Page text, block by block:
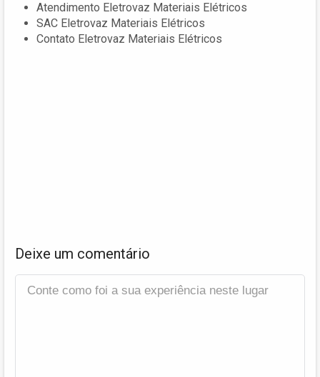
Atendimento Eletrovaz Materiais Elétricos
SAC Eletrovaz Materiais Elétricos
Contato Eletrovaz Materiais Elétricos
Deixe um comentário